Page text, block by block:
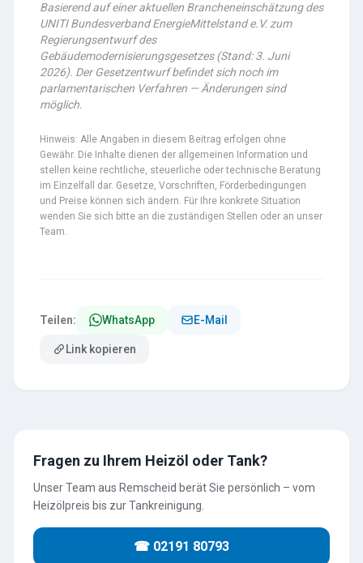
Basierend auf einer aktuellen Brancheneinschätzung des
UNITI Bundesverband EnergieMittelstand e.V. zum
Regierungsentwurf des
Gebäudemodernisierungsgesetzes (Stand: 3. Juni
2026). Der Gesetzentwurf befindet sich noch im
parlamentarischen Verfahren — Änderungen sind
möglich.
Hinweis: Alle Angaben in diesem Beitrag erfolgen ohne
Gewähr. Die Inhalte dienen der allgemeinen Information und
stellen keine rechtliche, steuerliche oder technische Beratung
im Einzelfall dar. Gesetze, Vorschriften, Förderbedingungen
und Preise können sich ändern. Für Ihre konkrete Situation
wenden Sie sich bitte an die zuständigen Stellen oder an unser
Team.
Teilen: WhatsApp E-Mail
Link kopieren
Fragen zu Ihrem Heizöl oder Tank?
Unser Team aus Remscheid berät Sie persönlich – vom
Heizölpreis bis zur Tankreinigung.
☎ 02191 80793